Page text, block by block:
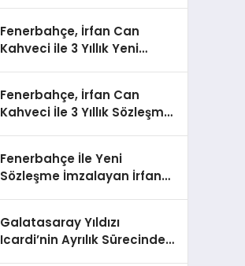
Fenerbahçe, İrfan Can
Kahveci ile 3 Yıllık Yeni
Fenerbahçe, İrfan Can
Kahveci İle 3 Yıllık Sözleşme
Fenerbahçe İle Yeni
Sözleşme İmzalayan İrfan
Galatasaray Yıldızı
Icardi’nin Ayrılık Sürecindeki